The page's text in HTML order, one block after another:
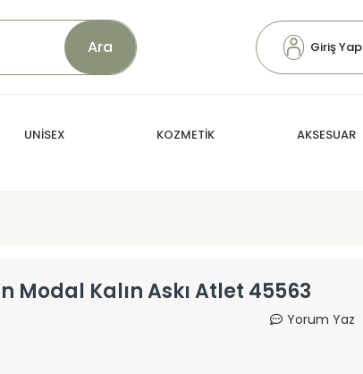
Ara Giriş Yap
UNİSEX KOZMETİK AKSESUAR
Modal Kalın Askı Atlet 45563
Yorum Yaz